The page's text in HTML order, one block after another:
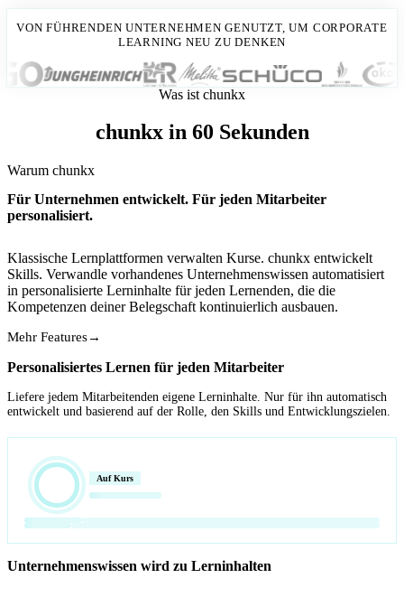
VON FÜHRENDEN UNTERNEHMEN GENUTZT, UM CORPORATE
LEARNING NEU ZU DENKEN
Was ist chunkx
chunkx in 60 Sekunden
Warum chunkx
Für Unternehmen entwickelt. Für jeden Mitarbeiter
personalisiert.
Klassische Lernplattformen verwalten Kurse. chunkx entwickelt
Skills. Verwandle vorhandenes Unternehmenswissen automatisiert
in personalisierte Lerninhalte für jeden Lernenden, die die
Kompetenzen deiner Belegschaft kontinuierlich ausbauen.
Mehr Features→
Personalisiertes Lernen für jeden Mitarbeiter
Liefere jedem Mitarbeitenden eigene Lerninhalte. Nur für ihn automatisch
entwickelt und basierend auf der Rolle, den Skills und Entwicklungszielen.
Auf Kurs
Unternehmenswissen wird zu Lerninhalten